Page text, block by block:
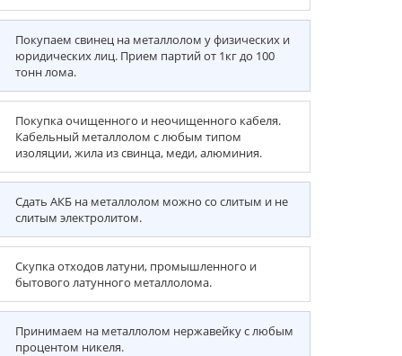
Покупаем свинец на металлолом у физических и
юридических лиц. Прием партий от 1кг до 100
тонн лома.
Покупка очищенного и неочищенного кабеля.
Кабельный металлолом с любым типом
изоляции, жила из свинца, меди, алюминия.
Сдать АКБ на металлолом можно со слитым и не
слитым электролитом.
Скупка отходов латуни, промышленного и
бытового латунного металлолома.
Принимаем на металлолом нержавейку с любым
процентом никеля.